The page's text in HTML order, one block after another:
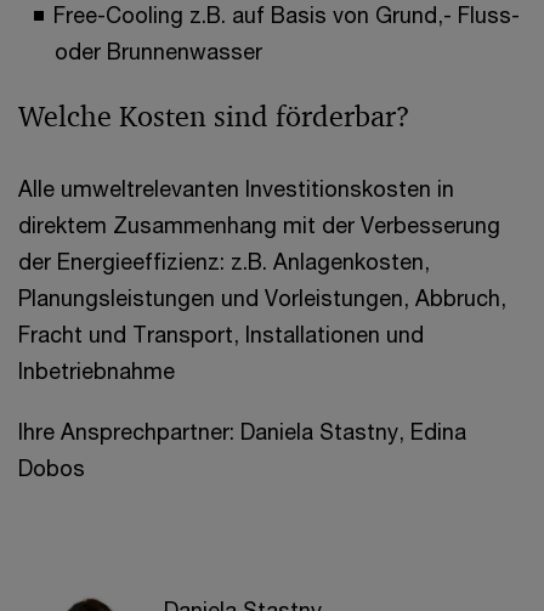
Free-Cooling z.B. auf Basis von Grund,- Fluss-
oder Brunnenwasser
Welche Kosten sind förderbar?
Alle umweltrelevanten Investitionskosten in
direktem Zusammenhang mit der Verbesserung
der Energieeffizienz: z.B. Anlagenkosten,
Planungsleistungen und Vorleistungen, Abbruch,
Fracht und Transport, Installationen und
Inbetriebnahme
Ihre Ansprechpartner: Daniela Stastny, Edina
Dobos